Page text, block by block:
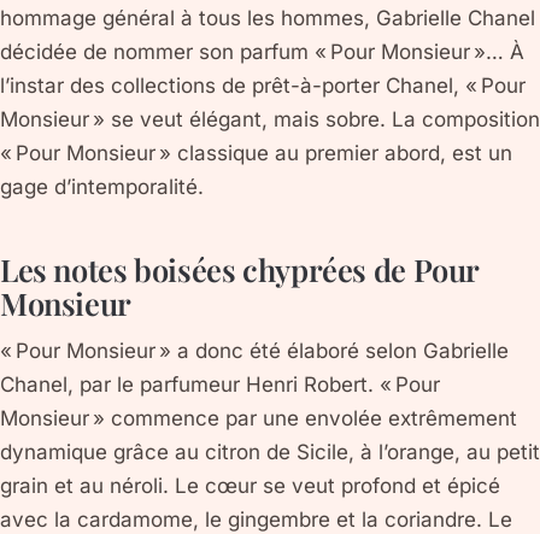
hommage général à tous les hommes, Gabrielle Chanel
décidée de nommer son parfum « Pour Monsieur »… À
l’instar des collections de prêt-à-porter Chanel, « Pour
Monsieur » se veut élégant, mais sobre. La composition
« Pour Monsieur » classique au premier abord, est un
gage d’intemporalité.
Les notes boisées chyprées de Pour
Monsieur
« Pour Monsieur » a donc été élaboré selon Gabrielle
Chanel, par le parfumeur Henri Robert. « Pour
Monsieur » commence par une envolée extrêmement
dynamique grâce au citron de Sicile, à l’orange, au petit
grain et au néroli. Le cœur se veut profond et épicé
avec la cardamome, le gingembre et la coriandre. Le